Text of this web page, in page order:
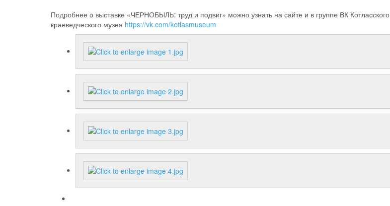
Подробнее о выставке «ЧЕРНОБЫЛЬ: труд и подвиг» можно узнать на сайте и в группе ВК Котласского
краеведческого музея https://vk.com/kotlasmuseum